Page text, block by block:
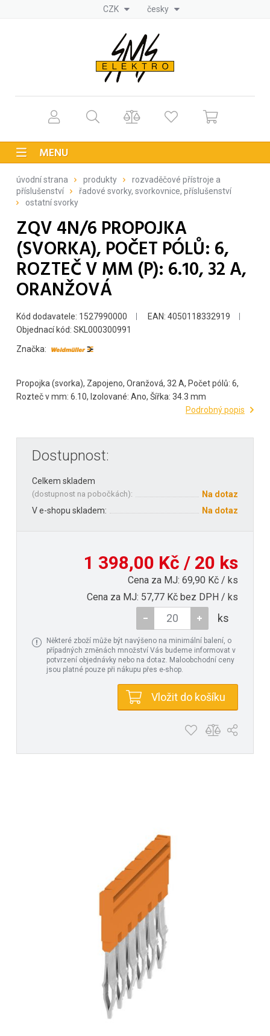
CZK česky
MENU
úvodní strana produkty
rozvaděčové přístroje a
příslušenství
řadové svorky, svorkovnice, příslušenství
ostatní svorky
ZQV 4N/6 PROPOJKA
(SVORKA), POČET PÓLŮ: 6,
ROZTEČ V MM (P): 6.10, 32 A,
ORANŽOVÁ
Kód dodavatele: 1527990000
EAN: 4050118332919
Objednací kód: SKL000300991
Značka:
Propojka (svorka), Zapojeno, Oranžová, 32 A, Počet pólů: 6,
Rozteč v mm: 6.10, Izolované: Ano, Šířka: 34.3 mm
Podrobný popis
Dostupnost:
Celkem skladem
(dostupnost na pobočkách):
Na dotaz
V e-shopu skladem:
Na dotaz
1 398,00 Kč / 20 ks
Cena za MJ: 69,90 Kč / ks
Cena za MJ: 57,77 Kč bez DPH / ks
ks
Některé zboží může být navýšeno na minimální balení, o
případných změnách množství Vás budeme informovat v
potvrzení objednávky nebo na dotaz. Maloobchodní ceny
jsou platné pouze při nákupu přes e-shop.
Vložit do košíku